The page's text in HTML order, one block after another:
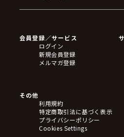
フィギュア
アクリルスタンド
バッジ
キーホルダー・ストラップ
ステッカー・シール・カード
タペストリー・ポスター
アームサポーター
ブレードホルダー
会員登録／サービス
ログイン
新規会員登録
メルマガ登録
その他
利用規約
特定商取引法に基づく表示
プライバシーポリシー
Cookies Settings